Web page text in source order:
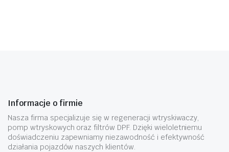
Informacje o firmie
Nasza firma specjalizuje się w regeneracji wtryskiwaczy,
pomp wtryskowych oraz filtrów DPF. Dzięki wieloletniemu
doświadczeniu zapewniamy niezawodność i efektywność
działania pojazdów naszych klientów.